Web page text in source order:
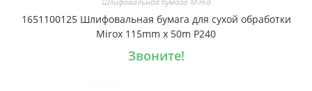
1651100125 Шлифовальная бумага для сухой обработки
Mirox 115mm x 50m P240
Звоните!